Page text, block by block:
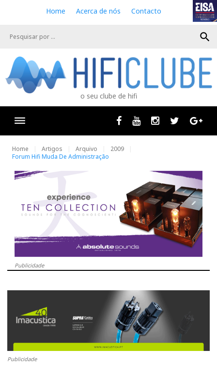
e
Home Acerca de nós Contacto
search
o seu clube de hifi
Facebook
Youtube InstagramTwitter
Home Artigos Arquivo
2009
Forum Hifi Muda De Administração
Publicidade
Publicidade